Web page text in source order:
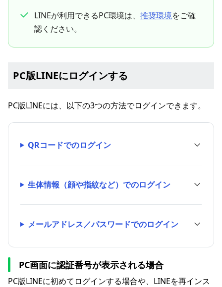
LINEが利用できるPC環境は、 推奨環境をご確
認ください。
PC版LINEにログインする
PC版LINEには、以下の3つの方法でログインできます。
QRコードでのログイン
生体情報（顔や指紋など）でのログイン
メールアドレス／パスワードでのログイン
PC画面に認証番号が表示される場合
PC版LINEに初めてログインする場合や、LINEを再インス